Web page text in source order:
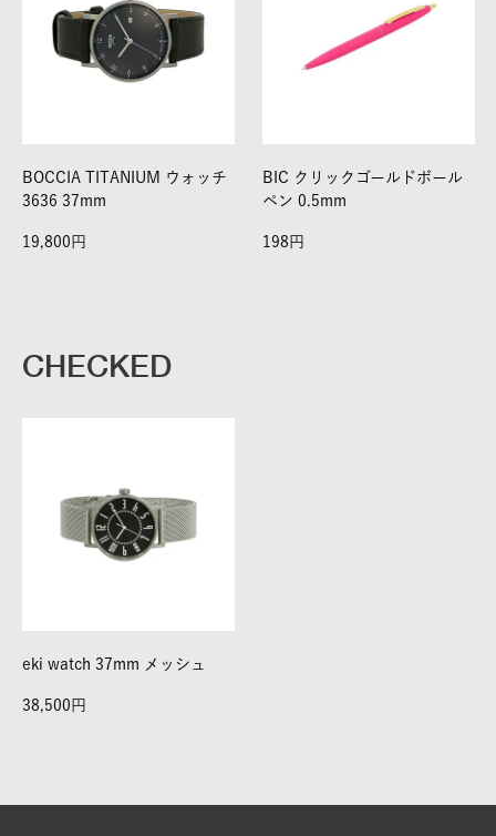
BOCCIA TITANIUM ウォッチ
3636 37mm
19,800
BIC クリックゴールドボール
ペン 0.5mm
198
CHECKED
eki watch 37mm メッシュ
38,500